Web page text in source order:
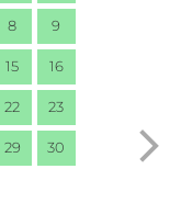
8 9
15 16
22 23
29 30